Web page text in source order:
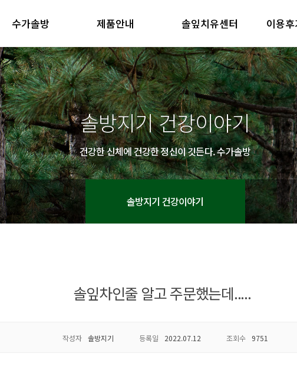
수가솔방 제품안내 솔잎치유센터 이용후
수가솔방 소개
제품철학
제품안내
제품의 특징
솔잎치유센터 이용후기
수가솔방 소개
제품안내
솔잎치유센터 이용후기
솔방지기 건강이야기
건강한 신체에 건강한 정신이 깃든다. 수가솔방
솔방지기 건강이야기
솔잎차인줄 알고 주문했는데.....
작성자 솔방지기 등록일 2022.07.12 조회수 9751